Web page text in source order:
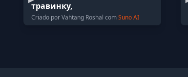
травинку,
Criado por Vahtang Roshal comSuno AI